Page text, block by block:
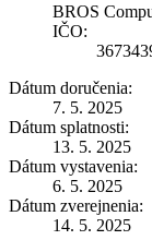
BROS
IČO:
Dátum doručenia:
7. 5. 2025
Dátum splatnosti:
13. 5. 2025
Dátum vystavenia:
6. 5. 2025
Dátum zverejnenia:
14. 5. 2025